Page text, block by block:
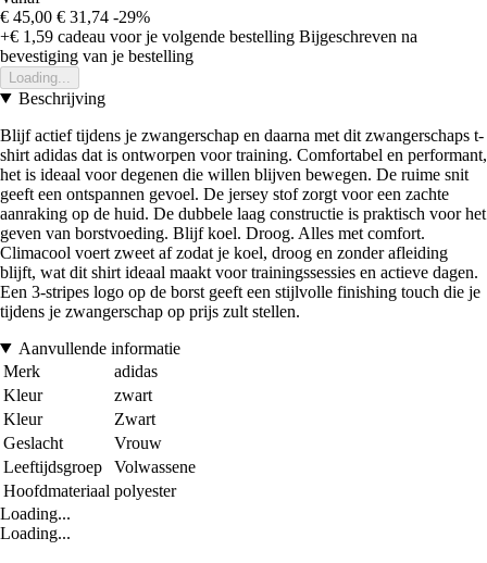
€ 45,00 € 31,74 -29%
+€ 1,59 cadeau voor je volgende bestelling Bijgeschreven na
bevestiging van je bestelling
Loading...
Beschrijving
Blijf actief tijdens je zwangerschap en daarna met dit zwangerschaps t-
shirt adidas dat is ontworpen voor training. Comfortabel en performant,
het is ideaal voor degenen die willen blijven bewegen. De ruime snit
geeft een ontspannen gevoel. De jersey stof zorgt voor een zachte
aanraking op de huid. De dubbele laag constructie is praktisch voor het
geven van borstvoeding. Blijf koel. Droog. Alles met comfort.
Climacool voert zweet af zodat je koel, droog en zonder afleiding
blijft, wat dit shirt ideaal maakt voor trainingssessies en actieve dagen.
Een 3-stripes logo op de borst geeft een stijlvolle finishing touch die je
tijdens je zwangerschap op prijs zult stellen.
Aanvullende informatie
Merk
adidas
Kleur
zwart
Kleur
Zwart
Geslacht
Vrouw
Leeftijdsgroep
Volwassene
Hoofdmateriaal polyester
Loading...
Loading...